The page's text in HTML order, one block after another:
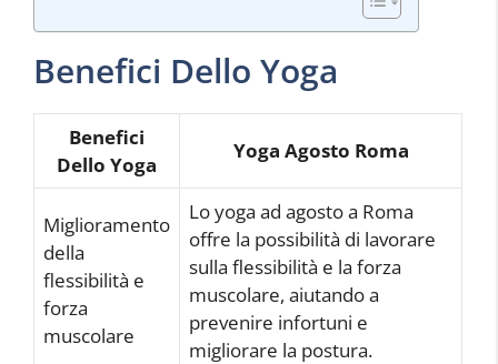
Benefici Dello Yoga
Benefici
Dello Yoga
Yoga Agosto Roma
Miglioramento
della
flessibilità e
forza
muscolare
Lo yoga ad agosto a Roma
offre la possibilità di lavorare
sulla flessibilità e la forza
muscolare, aiutando a
prevenire infortuni e
migliorare la postura.